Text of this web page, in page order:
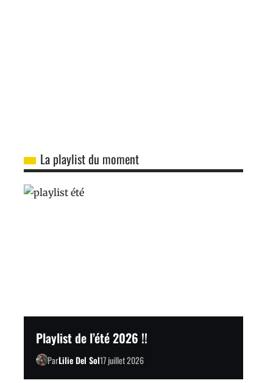
La playlist du moment
Playlist de l’été 2026 !!
ParLilie Del Sol17 juillet 2026